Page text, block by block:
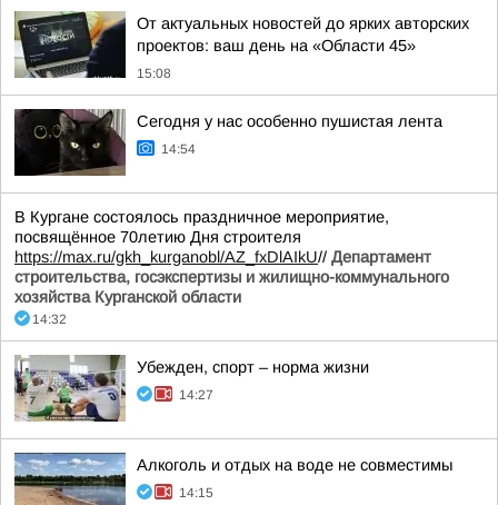
От актуальных новостей до ярких авторских
проектов: ваш день на «Области 45»
15:08
Сегодня у нас особенно пушистая лента
14:54
В Кургане состоялось праздничное мероприятие,
посвящённое 70летию Дня строителя
https://max.ru/gkh_kurganobl/AZ_fxDlAIkU// Департамент
строительства, госэкспертизы и жилищно-коммунального
хозяйства Курганской области
14:32
Убежден, спорт – норма жизни
14:27
Алкоголь и отдых на воде не совместимы
14:15